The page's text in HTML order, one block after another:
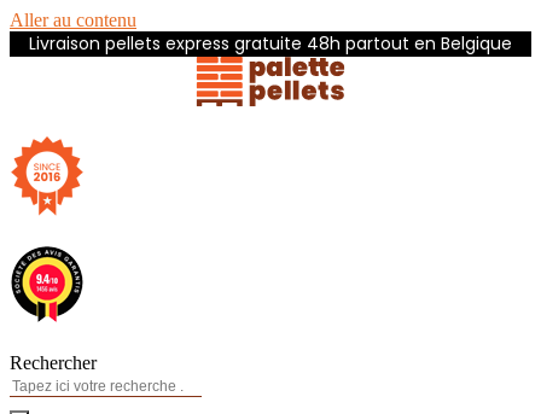
Aller au contenu
Livraison pellets express gratuite 48h partout en Belgique
Rechercher